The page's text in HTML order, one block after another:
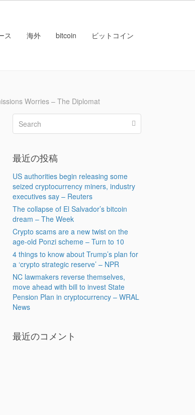
ス 海外 bitcoin ビットコイン
Worries – The Diplomat
最近の投稿
US authorities begin releasing some
seized cryptocurrency miners, industry
executives say – Reuters
The collapse of El Salvador’s bitcoin
dream – The Week
Crypto scams are a new twist on the
age-old Ponzi scheme – Turn to 10
4 things to know about Trump’s plan for
a ‘crypto strategic reserve’ – NPR
NC lawmakers reverse themselves,
move ahead with bill to invest State
Pension Plan in cryptocurrency – WRAL
News
最近のコメント